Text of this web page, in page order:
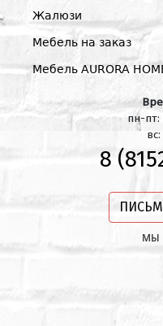
Жалюзи
Мебель на заказ
Мебель AURORA
пн-пт:
8
МЫ